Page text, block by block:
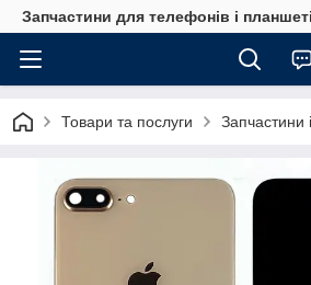
Запчастини для телефонів і
Товари та послуги Запчастини